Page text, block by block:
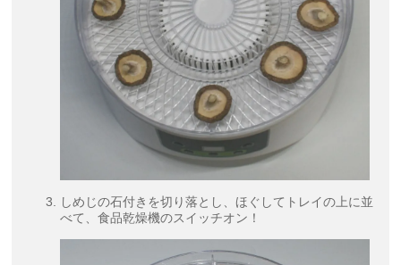
しめじの石付きを切り落とし、ほぐしてトレイの上に並
べて、食品乾燥機のスイッチオン！